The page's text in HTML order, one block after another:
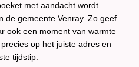
met aandacht wordt
de gemeente Venray. Zo geef
ook een moment van warmte
op het juiste adres en
tijdstip.